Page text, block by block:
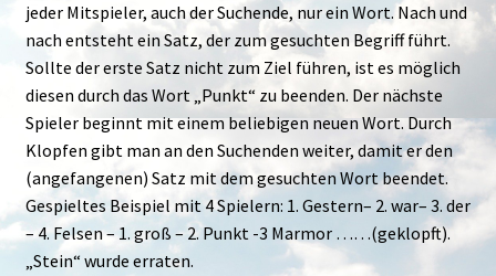
jeder Mitspieler, auch der Suchende, nur ein Wort. Nach und
nach entsteht ein Satz, der zum gesuchten Begriff führt.
Sollte der erste Satz nicht zum Ziel führen, ist es möglich
diesen durch das Wort „Punkt“ zu beenden. Der nächste
Spieler beginnt mit einem beliebigen neuen Wort. Durch
Klopfen gibt man an den Suchenden weiter, damit er den
(angefangenen) Satz mit dem gesuchten Wort beendet.
Gespieltes Beispiel mit 4 Spielern: 1. Gestern– 2. war– 3. der
– 4. Felsen – 1. groß – 2. Punkt -3 Marmor ……(geklopft).
„Stein“ wurde erraten.